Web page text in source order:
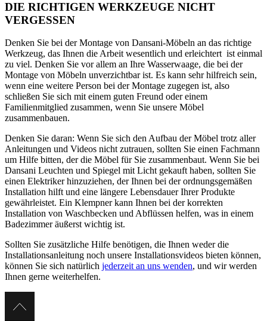
DIE RICHTIGEN WERKZEUGE NICHT
VERGESSEN
Denken Sie bei der Montage von Dansani-Möbeln an das richtige
Werkzeug, das Ihnen die Arbeit wesentlich und erleichtert ist einmal
zu viel. Denken Sie vor allem an Ihre Wasserwaage, die bei der
Montage von Möbeln unverzichtbar ist. Es kann sehr hilfreich sein,
wenn eine weitere Person bei der Montage zugegen ist, also
schließen Sie sich mit einem guten Freund oder einem
Familienmitglied zusammen, wenn Sie unsere Möbel
zusammenbauen.
Denken Sie daran: Wenn Sie sich den Aufbau der Möbel trotz aller
Anleitungen und Videos nicht zutrauen, sollten Sie einen Fachmann
um Hilfe bitten, der die Möbel für Sie zusammenbaut. Wenn Sie bei
Dansani Leuchten und Spiegel mit Licht gekauft haben, sollten Sie
einen Elektriker hinzuziehen, der Ihnen bei der ordnungsgemäßen
Installation hilft und eine längere Lebensdauer Ihrer Produkte
gewährleistet. Ein Klempner kann Ihnen bei der korrekten
Installation von Waschbecken und Abflüssen helfen, was in einem
Badezimmer äußerst wichtig ist.
Sollten Sie zusätzliche Hilfe benötigen, die Ihnen weder die
Installationsanleitung noch unsere Installationsvideos bieten können,
können Sie sich natürlich jederzeit an uns wenden, und wir werden
Ihnen gerne weiterhelfen.